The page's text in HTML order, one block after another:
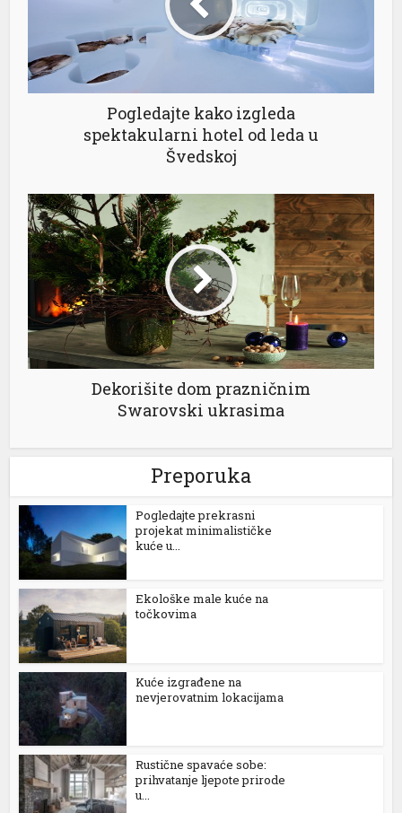
Pogledajte kako izgleda
spektakularni hotel od leda u
Švedskoj
Dekorišite dom prazničnim
Swarovski ukrasima
Preporuka
Pogledajte prekrasni
projekat minimalističke
kuće u...
Ekološke male kuće na
točkovima
Kuće izgrađene na
nevjerovatnim lokacijama
Rustične spavaće sobe:
prihvatanje ljepote prirode
u...